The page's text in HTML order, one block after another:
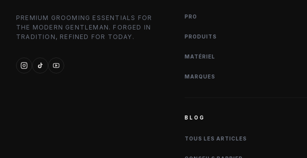
PREMIUM GROOMING ESSENTIALS FOR
THE MODERN GENTLEMAN. FORGED IN
TRADITION, REFINED FOR TODAY.
PRO
PRODUITS
MATÉRIEL
MARQUES
BLOG
TOUS LES ARTICLES